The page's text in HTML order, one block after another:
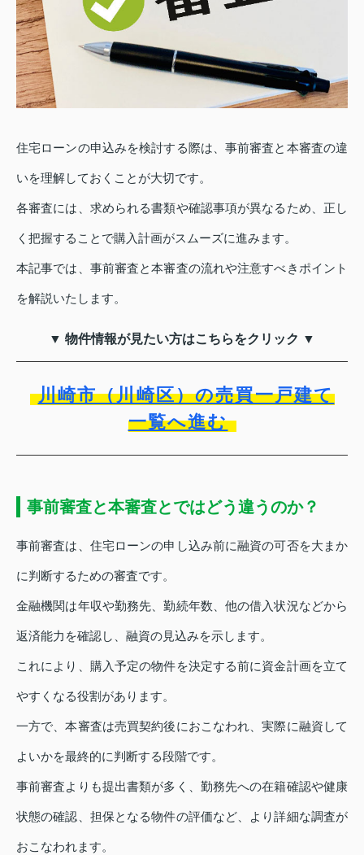
住宅ローンの申込みを検討する際は、事前審査と本審査の違
いを理解しておくことが大切です。
各審査には、求められる書類や確認事項が異なるため、正し
く把握することで購入計画がスムーズに進みます。
本記事では、事前審査と本審査の流れや注意すべきポイント
を解説いたします。
▼ 物件情報が見たい方はこちらをクリック ▼
川崎市（川崎区）の売買一戸建て
一覧へ進む
事前審査と本審査とではどう違うのか？
事前審査は、住宅ローンの申し込み前に融資の可否を大まか
に判断するための審査です。
金融機関は年収や勤務先、勤続年数、他の借入状況などから
返済能力を確認し、融資の見込みを示します。
これにより、購入予定の物件を決定する前に資金計画を立て
やすくなる役割があります。
一方で、本審査は売買契約後におこなわれ、実際に融資して
よいかを最終的に判断する段階です。
事前審査よりも提出書類が多く、勤務先への在籍確認や健康
状態の確認、担保となる物件の評価など、より詳細な調査が
おこなわれます。